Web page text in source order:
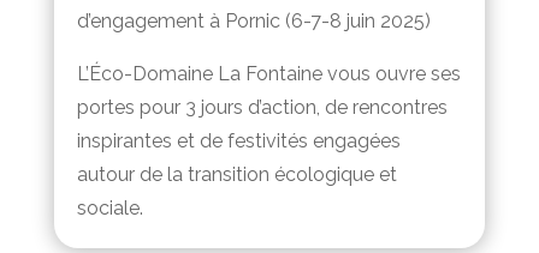
d’engagement à Pornic (6-7-8 juin 2025)
L’Éco-Domaine La Fontaine vous ouvre ses
portes pour 3 jours d’action, de rencontres
inspirantes et de festivités engagées
autour de la transition écologique et
sociale.